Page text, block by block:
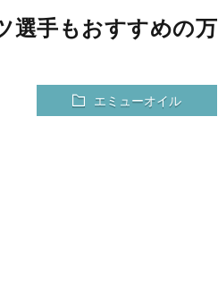
選手もおすすめの万
エミューオイル